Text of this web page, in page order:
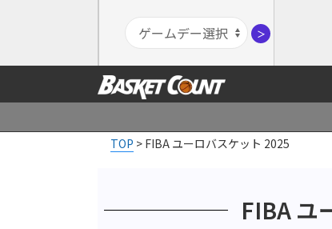
＞
TOP > FIBA ユーロバスケット 2025
FIBA ユ